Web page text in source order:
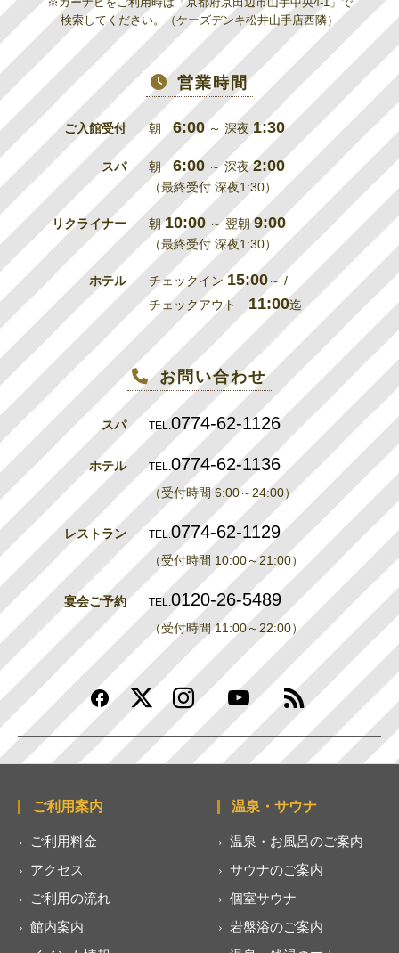
検索してください。（ケーズデンキ松井山手店西隣）
営業時間
ご入館受付 朝 6:00～ 深夜 1:30
スパ 朝6:00 ～ 深夜2:00
（最終受付 深夜1:30）
リクライナー 朝10:00 ～ 翌朝9:00
（最終受付 深夜1:30）
ホテル チェックイン 15:00～ /
チェックアウト 11:00迄
お問い合わせ
スパ TEL. 0774-62-1126
ホテル TEL. 0774-62-1136
（受付時間 6:00～24:00）
レストラン TEL.0774-62-1129
（受付時間 10:00～21:00）
宴会ご予約 TEL. 0120-26-5489
（受付時間 11:00～22:00）
ご利用案内
ご利用料金
アクセス
ご利用の流れ
館内案内
温泉・サウナ
温泉・お風呂のご案内
サウナのご案内
個室サウナ
岩盤浴のご案内